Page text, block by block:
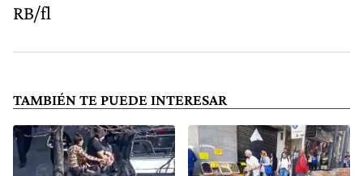
RB/fl
TAMBIÉN TE PUEDE INTERESAR